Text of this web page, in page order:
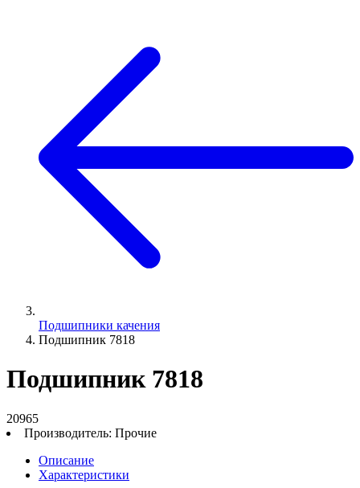
Подшипники качения
Подшипник 7818
Подшипник 7818
20965
Производитель: Прочие
Описание
Характеристики